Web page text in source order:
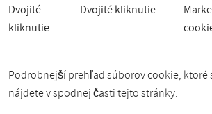
Dvojité
kliknutie
Dvojité kliknutie
Podrobnejší prehľad súborov cookie, ktoré
nájdete v spodnej časti tejto stránky.